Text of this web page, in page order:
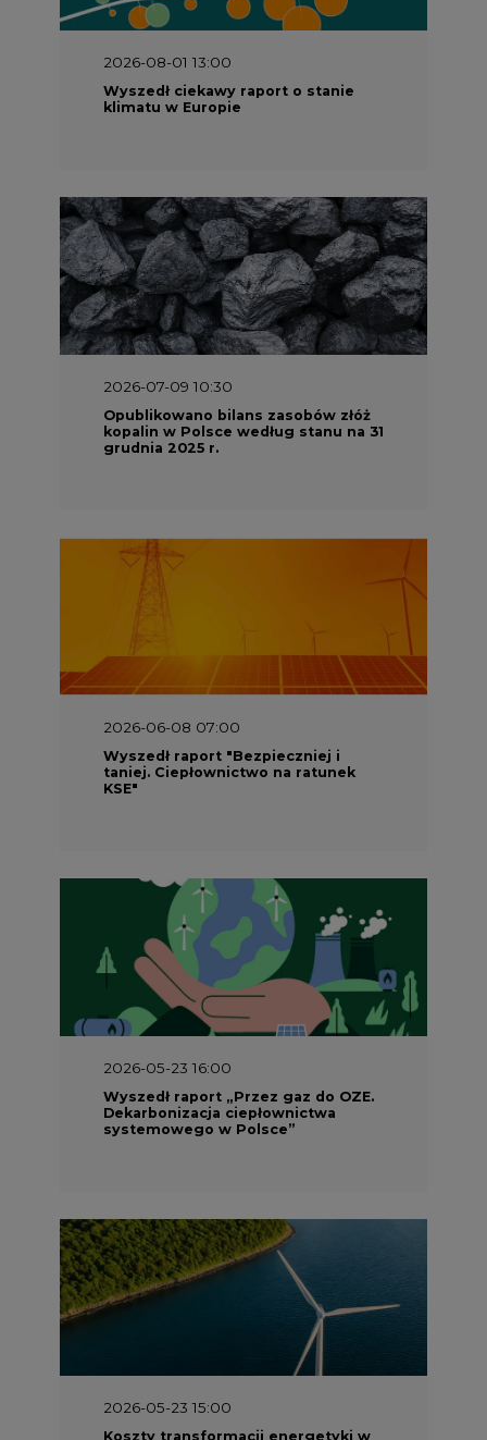
2026-08-01 13:00
Wyszedł ciekawy raport o stanie
klimatu w Europie
2026-07-09 10:30
Opublikowano bilans zasobów złóż
kopalin w Polsce według stanu na 31
grudnia 2025 r.
2026-06-08 07:00
Wyszedł raport "Bezpieczniej i
taniej. Ciepłownictwo na ratunek
KSE"
2026-05-23 16:00
Wyszedł raport „Przez gaz do OZE.
Dekarbonizacja ciepłownictwa
systemowego w Polsce”
2026-05-23 15:00
Koszty transformacji energetyki w